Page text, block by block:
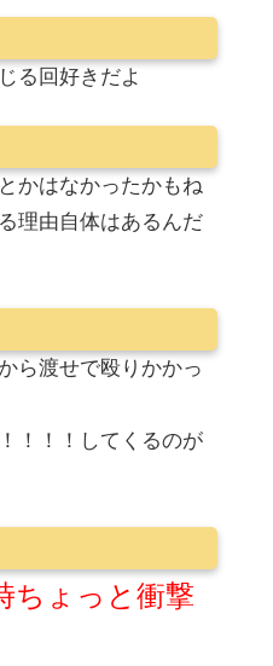
る回好きだよ
かはなかったかもね
理由自体はあるんだ
ら渡せで殴りかかっ
！！！してくるのが
ちょっと衝撃